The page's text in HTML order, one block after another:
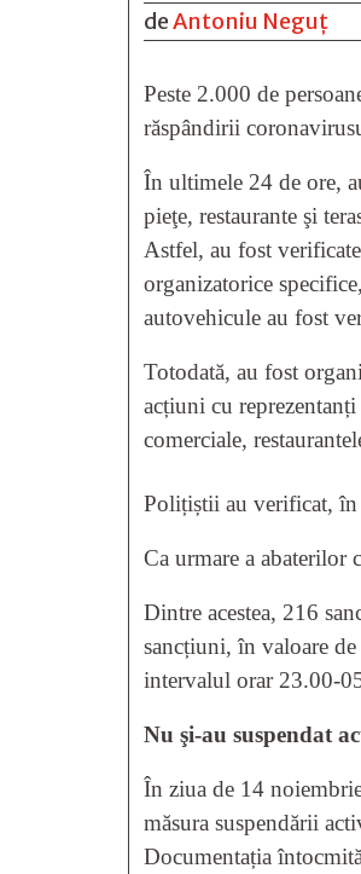
deAntoniu Neguț
Peste 2.000 de
răspândirii
În ultimele 24 de ore,
pieţe, restaurante şi
Astfel, au fost
organizatorice
autovehicule au fost
Totodată, au fost
acțiuni cu
comerciale,
Polițiștii au verificat,
Ca urmare a abaterilor
Dintre acestea, 216
sancțiuni, în valoare
intervalul orar 23.00-
Nu şi-au suspendat
În ziua de 14
măsura suspendării
Documentația